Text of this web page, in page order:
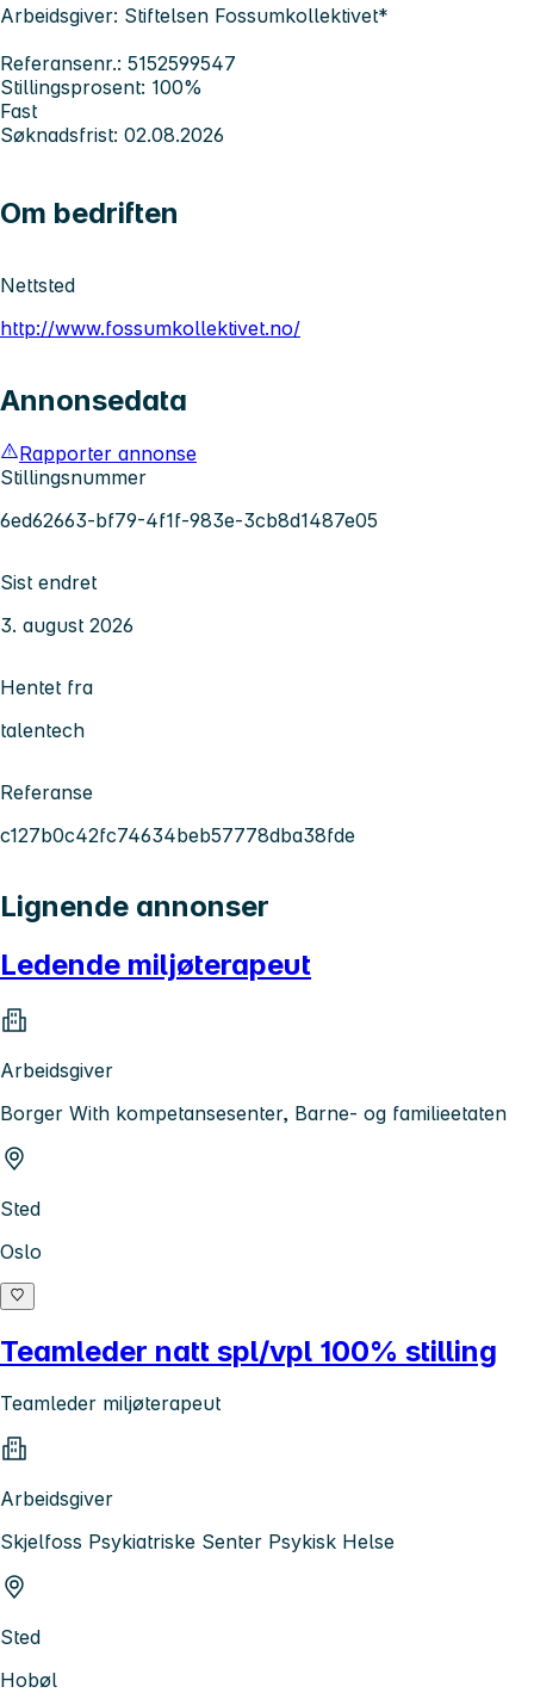
Arbeidsgiver: Stiftelsen Fossumkollektivet*
Referansenr.: 5152599547
Stillingsprosent: 100%
Fast
Søknadsfrist: 02.08.2026
Om bedriften
Nettsted
http://www.fossumkollektivet.no/
Annonsedata
Rapporter annonse
Stillingsnummer
6ed62663-bf79-4f1f-983e-3cb8d1487e05
Sist endret
3. august 2026
Hentet fra
talentech
Referanse
c127b0c42fc74634beb57778dba38fde
Lignende annonser
Ledende miljøterapeut
Arbeidsgiver
Borger With kompetansesenter, Barne- og familieetaten
Sted
Oslo
Teamleder natt spl/vpl 100% stilling
Teamleder miljøterapeut
Arbeidsgiver
Skjelfoss Psykiatriske Senter Psykisk Helse
Sted
Hobøl